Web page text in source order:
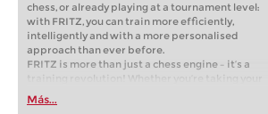
chess, or already playing at a tournament level:
with FRITZ, you can train more efficiently,
intelligently and with a more personalised
approach than ever before.
FRITZ is more than just a chess engine – it’s a
training revolution! Whether you’re taking your
first steps into the world of club chess, or already
playing at a tournament level: with FRITZ, you can
Más...